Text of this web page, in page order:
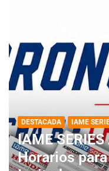
DESTACADA IAME
IAME
Horarios